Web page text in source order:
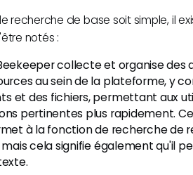
recherche de base soit simple, il
notés :
collecte et organise des
au sein de la plateforme, y
et des fichiers, permettant aux
pertinentes plus rapidement.
à la fonction de recherche de
cela signifie également qu'il